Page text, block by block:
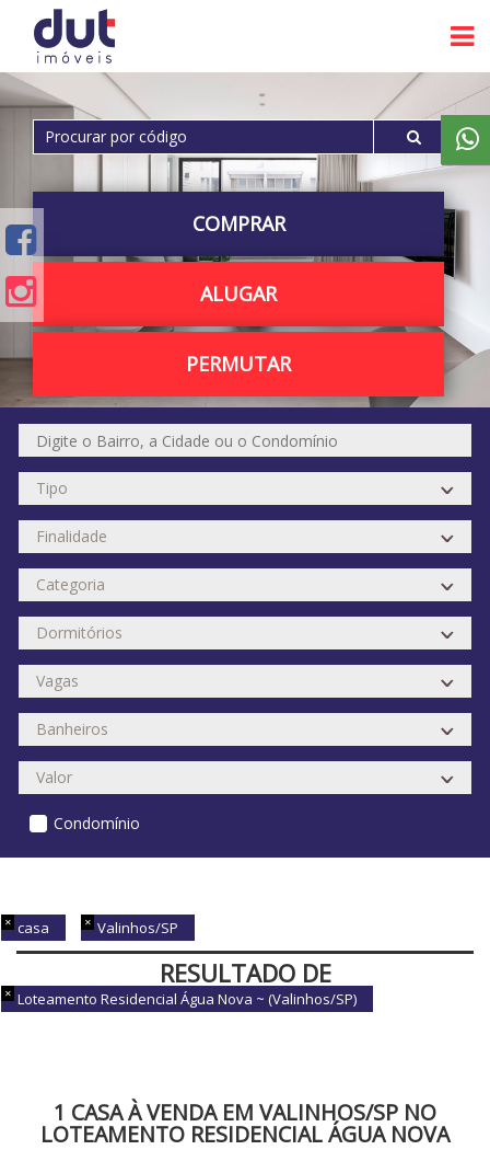
COMPRAR
ALUGAR
PERMUTAR
Condomínio
casa Valinhos/SP
Loteamento Residencial Água Nova ~ (Valinhos/SP)
RESULTADO DE
BUSCA
1 CASA À VENDA EM VALINHOS/SP NO
LOTEAMENTO RESIDENCIAL ÁGUA NOVA